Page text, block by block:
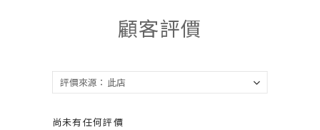
顧客評價
尚未有任何評價